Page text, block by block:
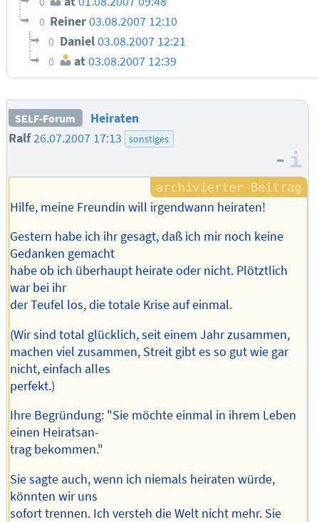
0 Reiner03.08.2007 12:10
0 Daniel03.08.2007 12:21
0 at 03.08.2007 12:39
SELF-Forum
Heiraten
Ralf26.07.2007 17:13 sonstiges
–
Hilfe, meine Freundin will irgendwann heiraten!
Gestern habe ich ihr gesagt, daß ich mir noch keine
Gedanken gemacht
habe ob ich überhaupt heirate oder nicht. Plötztlich
war bei ihr
der Teufel los, die totale Krise auf einmal.
(Wir sind total glücklich, seit einem Jahr zusammen,
machen viel zusammen, Streit gibt es so gut wie gar
nicht, einfach alles
perfekt.)
Ihre Begründung: "Sie möchte einmal in ihrem Leben
einen Heiratsan-
trag bekommen."
Sie sagte auch, wenn ich niemals heiraten würde,
könnten wir uns
sofort trennen. Ich versteh die Welt nicht mehr. Sie